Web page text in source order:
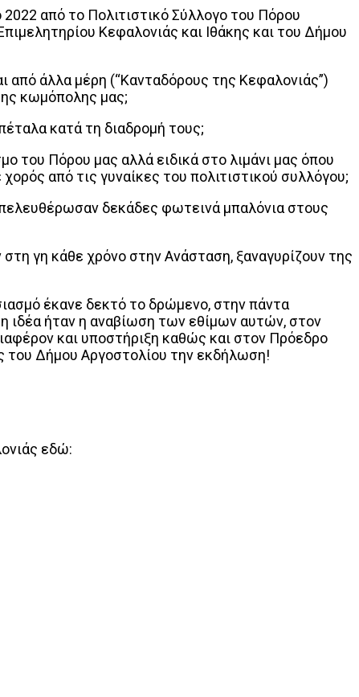
από το Πολιτιστικό Σύλλογο του Πόρου
Κεφαλονιάς και Ιθάκης και του Δήμου
από άλλα μέρη (“Κανταδόρους της Κεφαλονιάς”)
κωμόπολης μας;
κατά τη διαδρομή τους;
του Πόρου μας αλλά ειδικά στο λιμάνι μας όπου
από τις γυναίκες του πολιτιστικού συλλόγου;
δεκάδες φωτεινά μπαλόνια στους
γη κάθε χρόνο στην Ανάσταση, ξαναγυρίζουν της
έκανε δεκτό το δρώμενο, στην πάντα
ιδέα ήταν η αναβίωση των εθίμων αυτών, στον
και υποστήριξη καθώς και στον Πρόεδρο
του Δήμου Αργοστολίου την εκδήλωση!
εδώ: